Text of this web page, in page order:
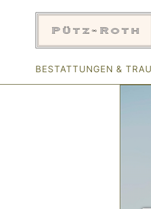
BESTATTUNGEN &